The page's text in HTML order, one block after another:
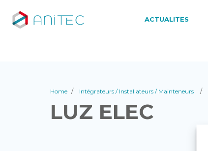
ACTUALITES
Home Intégrateurs / Installateurs / Mainteneurs
LUZ ELEC